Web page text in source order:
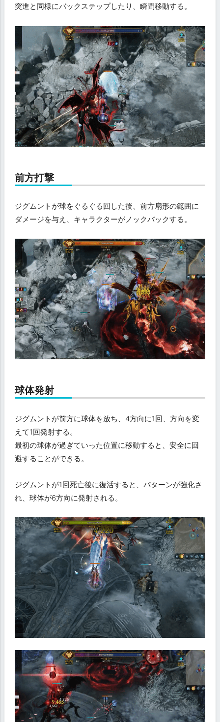
突進と同様にバックステップしたり、瞬間移動する。
前方打撃
ジグムントが球をぐるぐる回した後、前方扇形の範囲に
ダメージを与え、キャラクターがノックバックする。
球体発射
ジグムントが前方に球体を放ち、4方向に1回、方向を変
えて1回発射する。
最初の球体が過ぎていった位置に移動すると、安全に回
避することができる。
ジグムントが1回死亡後に復活すると、パターンが強化さ
れ、球体が6方向に発射される。